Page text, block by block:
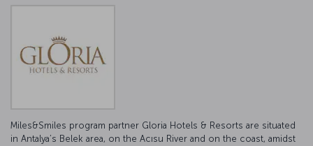
Miles&Smiles program partner Gloria Hotels & Resorts are situated
in Antalya’s Belek area, on the Acısu River and on the coast, amidst